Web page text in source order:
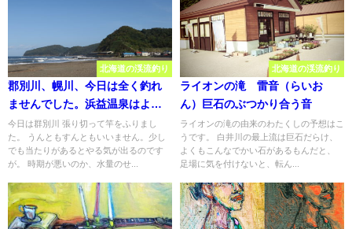
北海道の渓流釣り
郡別川、幌川、今日は全く釣れ
ませんでした。浜益温泉はよ
し。
今日は群別川 張り切って竿をふりまし
た。 うんともすんともいいません。少し
でも当たりがあるとやる気が出るのです
が。 時期が悪いのか、水量のせ...
北海道の渓流釣り
ライオンの滝 雷音（らいお
ん）巨石のぶつかり合う音
ライオンの滝の由来のわたくしの予想はこ
うです。 白井川の最上流は巨石だらけ、
よくもこんなでかい石があるもんだと、
足場に気を付けないと、転ん...